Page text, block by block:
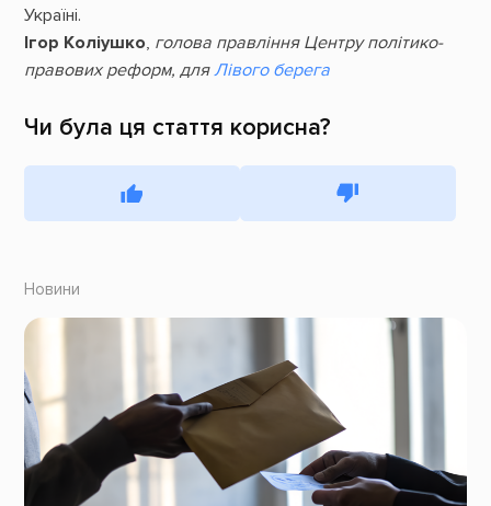
Україні.
Ігор Коліушко, голова правління Центру політико-
правових реформ, дляЛівого берега
Чи була ця стаття корисна?
Новини